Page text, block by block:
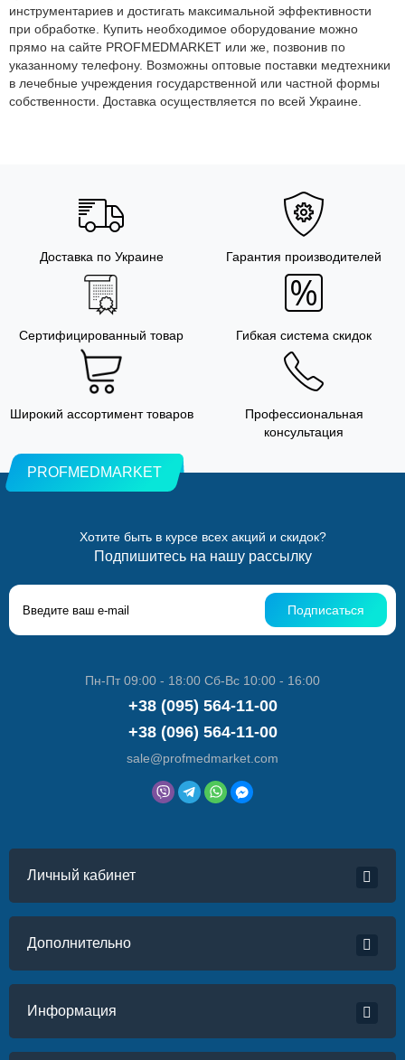
инструментариев и достигать максимальной эффективности
при обработке. Купить необходимое оборудование можно
прямо на сайте PROFMEDMARKET или же, позвонив по
указанному телефону. Возможны оптовые поставки медтехники
в лечебные учреждения государственной или частной формы
собственности. Доставка осуществляется по всей Украине.
Доставка по Украине Гарантия производителей
Сертифицированный товар Гибкая система скидок
Широкий ассортимент товаров
Профессиональная
консультация
PROFMEDMARKET
Хотите быть в курсе всех акций и скидок?
Подпишитесь на нашу рассылку
Подписаться
Пн-Пт 09:00 - 18:00 Сб-Вс 10:00 - 16:00
+38 (095) 564-11-00
+38 (096) 564-11-00
sale@profmedmarket.com
Личный кабинет
Дополнительно
Информация